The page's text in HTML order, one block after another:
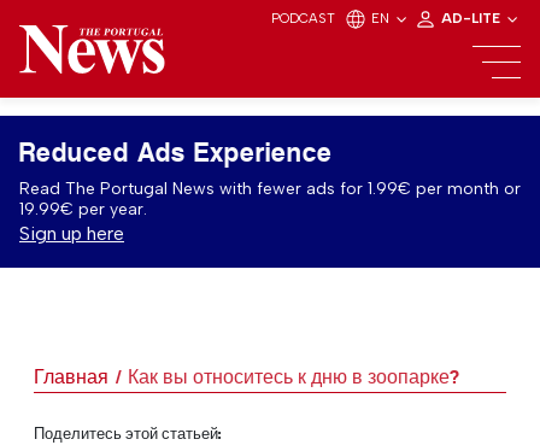
PODCAST EN AD-LITE
Reduced Ads Experience
Read The Portugal News with fewer ads for 1.99€ per month or
19.99€ per year.
Sign up here
Главная Как вы относитесь к дню в зоопарке?
Поделитесь этой статьей: